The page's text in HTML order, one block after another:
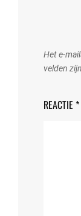
Het e-
velden
REACTIE *